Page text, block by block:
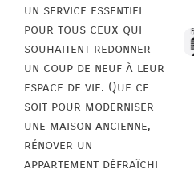
un service essentiel
pour tous ceux qui
souhaitent redonner
un coup de neuf à leur
espace de vie. Que ce
soit pour moderniser
une maison ancienne,
rénover un
appartement défraîchi